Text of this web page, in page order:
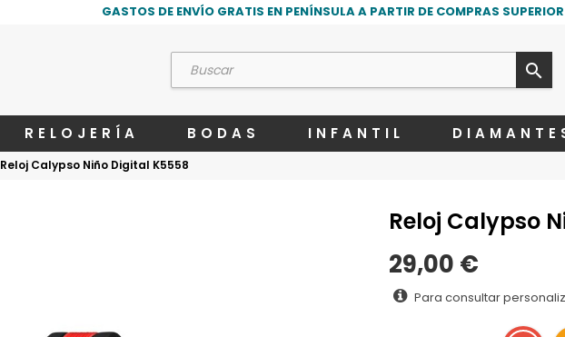
GASTOS DE ENVÍO GRATIS EN PENÍNSULA A PARTIR DE COMPRAS
search
RELOJERÍA BODAS INFANTIL
Reloj Calypso Niño Digital K5558
Reloj Calypso
29,00 €
Para consultar